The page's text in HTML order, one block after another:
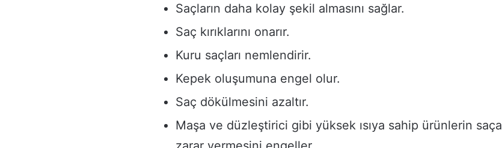
Saçların daha kolay şekil almasını sağlar.
Saç kırıklarını onarır.
Kuru saçları nemlendirir.
Kepek oluşumuna engel olur.
Saç dökülmesini azaltır.
Maşa ve düzleştirici gibi yüksek ısıya sahip ürünlerin saça